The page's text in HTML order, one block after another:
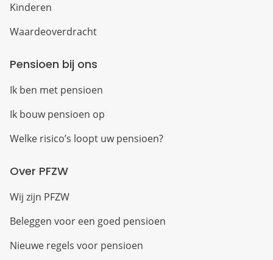
Kinderen
Waardeoverdracht
Pensioen bij ons
Ik ben met pensioen
Ik bouw pensioen op
Welke risico’s loopt uw pensioen?
Over PFZW
Wij zijn PFZW
Beleggen voor een goed pensioen
Nieuwe regels voor pensioen